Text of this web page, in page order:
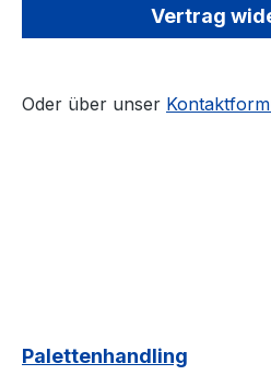
Vertrag
Oder über unser
Palettenhandling